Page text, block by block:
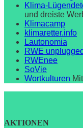
Klima-
und dreiste
Klimacamp
klimaretter.info
Lautonomia
RWE unplugged
RWEnee
SoVie
Wortkulturen
AKTIONEN